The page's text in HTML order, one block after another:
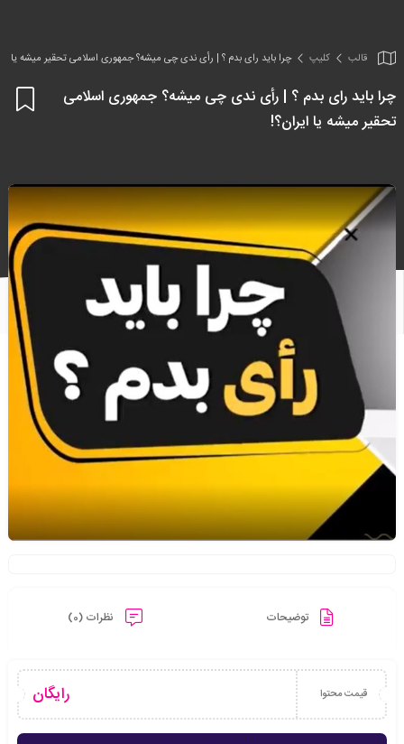
قالب کلیپ چرا باید رای بدم ؟ | رأی ندی چی میشه؟ جمهوری اسلامی تحقیر میشه یا
چرا باید رای بدم ؟ | رأی ندی چی میشه؟ جمهوری اسلامی
تحقیر میشه یا ایران؟!
توضیحات نظرات (0)
قیمت محتوا رایگان